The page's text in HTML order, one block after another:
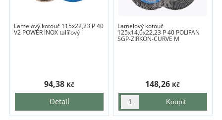
Lamelový kotouč 115x22,23 P 40
V2 POWER INOX talířový
Detail
94,38 Kč
Lamelový kotouč
125x14,0x22,23 P 40 POLIFAN
SGP-ZIRKON-CURVE M
148,26 Kč